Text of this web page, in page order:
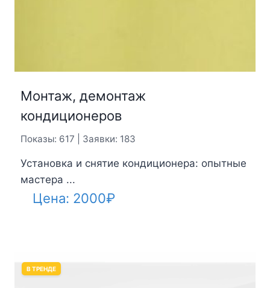
Монтаж, демонтаж
кондиционеров
Показы: 617 | Заявки: 183
Установка и снятие кондиционера: опытные
мастера ...
Цена: 2000₽
В ТРЕНДЕ